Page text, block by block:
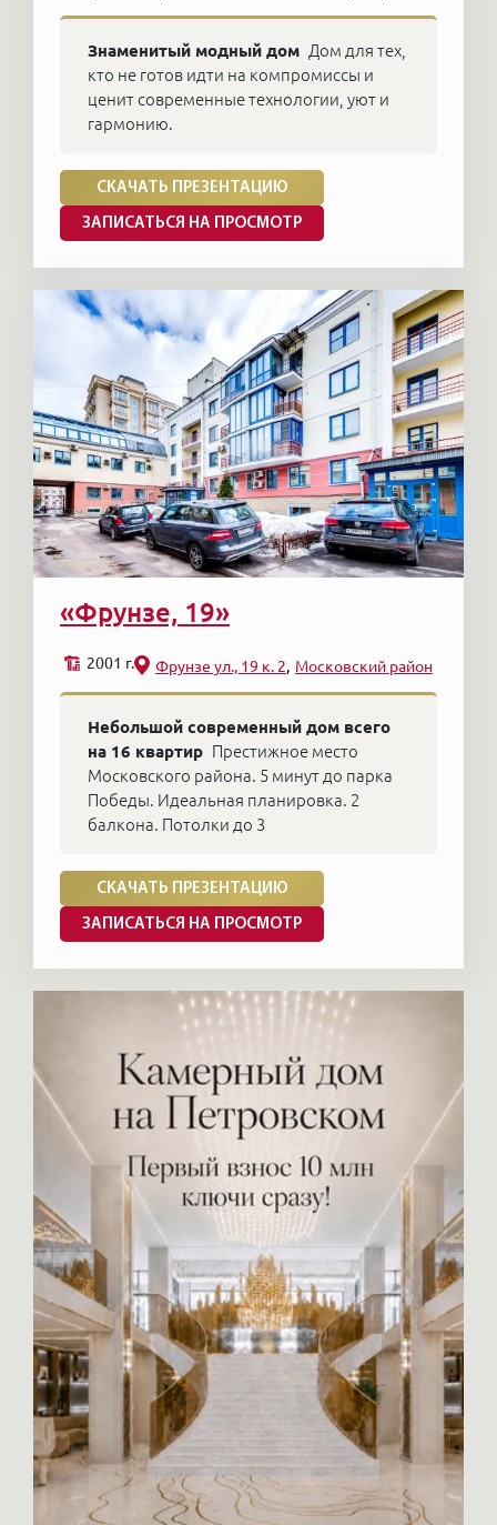
Знаменитый модный дом Дом для тех,
кто не готов идти на компромиссы и
ценит современные технологии, уют и
гармонию.
СКАЧАТЬ ПРЕЗЕНТАЦИЮ
ЗАПИСАТЬСЯ НА ПРОСМОТР
«Фрунзе, 19»
2001 г. Фрунзе ул., 19 к. 2 Московский район
Небольшой современный дом всего
на 16 квартир Престижное место
Московского района. 5 минут до парка
Победы. Идеальная планировка. 2
балкона. Потолки до 3
СКАЧАТЬ ПРЕЗЕНТАЦИЮ
ЗАПИСАТЬСЯ НА ПРОСМОТР